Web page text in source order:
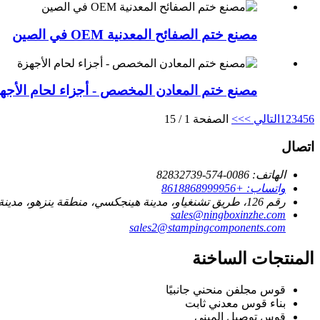
مصنع ختم الصفائح المعدنية OEM في الصين
مصنع ختم المعادن المخصص - أجزاء لحام
1 23456 التالي >>> الصفحة 1 / 15
اتصال
الهاتف: 0086-574-82832739
واتساب: +8618868999956
رقم 126، طريق تشنغياو، مدينة هينجكسي، منطقة ينزهو، مدينة نينغبو.
sales@ningboxinzhe.com
sales2@stampingcomponents.com
المنتجات الساخنة
قوس مجلفن منحني جانبيًا
بناء قوس معدني ثابت
قوس توصيل المبنى